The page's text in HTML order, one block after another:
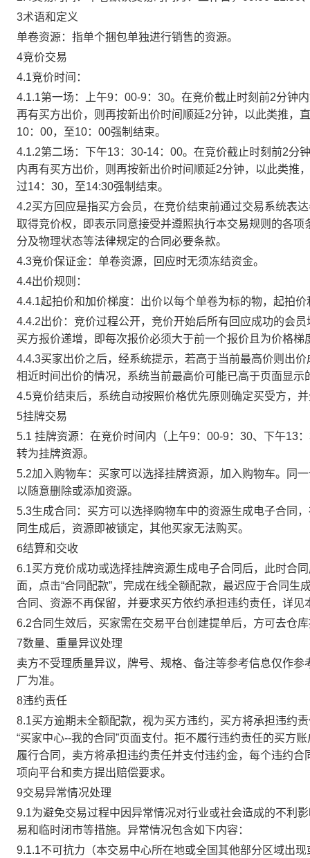
3术语和定义
单卷资源：指单个捆包单独进行销售的资源。
4竞价交易
4.1竞价时间：
4.1.1第一场：上午9：00-9：30。在竞价截止时刻前2分钟
再有买方出价，则再按新出价时间顺延2分钟，以此类推，
10：00，至10：00强制结束。
4.1.2第二场：下午13：30-14：00。在竞价截止时刻前2分
内再有买方出价，则再按新出价时间顺延2分钟，以此类推
过14：30，至14:30强制结束。
4.2买方回应是指买方会员，在竞价结束前通过交易系统表
取得竞价权，即表示同意接受并遵照执行本交易规则的各
分及物理状态等法律规定的合同必要条款。
4.3竞价保证金：单卷资源，回应时无须冻结资金。
4.4出价规则：
4.4.1起拍价和加价梯度：出价以每个单卷为标的物，起拍
4.4.2出价：竞价过程公开，竞价开始后所有回应成功的会
买方报价递增，即每次报价必须大于前一个报价且为价格
4.4.3买家出价之后，经系统提示，若高于当前最高价则出
相近时间出价的情况，系统当前最高价可能已高于页面显示
4.5竞价结束后，系统自动按照价格优先原则确定买受方，
5挂牌交易
5.1 挂牌资源：在竞价时间内（上午9：00-9：30、下午13
转为挂牌资源。
5.2加入购物车：买家可以选择挂牌资源，加入购物车。同
以随意删除或添加资源。
5.3生成合同：买方可以选择购物车中的资源生成电子合同
同生成后，资源即被锁定，其他买家无法购买。
6结算和交收
6.1买方竞价成功或选择挂牌资源生成电子合同后，此时合
面，点击“合同配款”，完成在线全额配款，最迟应于合同
合同、资源不再保留，并要求买方依约承担违约责任，详见
6.2合同生效后，买家需在交易平台创建提单后，方可去仓
7数量、重量异议处理
卖方不受理质量异议，牌号、规格、备注等参考信息仅作
厂为准。
8违约责任
8.1买方逾期未全额配款，视为买方违约，买方将承担违约
“买家中心--我的合同”页面支付。拒不履行违约责任的买方
履行合同，卖方将承担违约责任并支付违约金，每个违约
项向平台和卖方提出赔偿要求。
9交易异常情况处理
9.1为避免交易过程中因异常情况对行业或社会造成的不利
易和临时闭市等措施。异常情况包含如下内容：
9.1.1不可抗力（本交易中心所在地或全国其他部分区域出